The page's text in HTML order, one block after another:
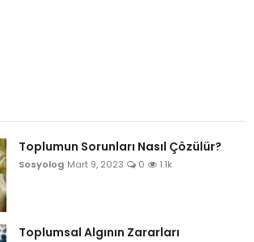
Toplumun Sorunları Nasıl Çözülür?
Sosyolog Mart 9, 2023 0 1.1k
Toplumsal Algının Zararları